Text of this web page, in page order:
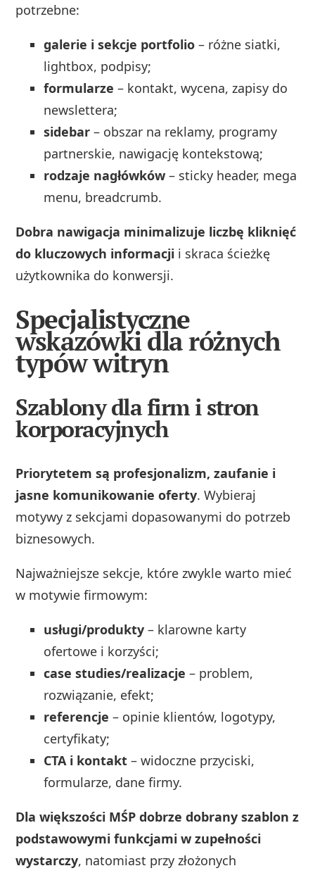
potrzebne:
galerie i sekcje portfolio – różne siatki,
lightbox, podpisy;
formularze – kontakt, wycena, zapisy do
newslettera;
sidebar – obszar na reklamy, programy
partnerskie, nawigację kontekstową;
rodzaje nagłówków – sticky header, mega
menu, breadcrumb.
Dobra nawigacja minimalizuje liczbę kliknięć
do kluczowych informacji i skraca ścieżkę
użytkownika do konwersji.
Specjalistyczne
wskazówki dla różnych
typów witryn
Szablony dla firm i stron
korporacyjnych
Priorytetem są profesjonalizm, zaufanie i
jasne komunikowanie oferty. Wybieraj
motywy z sekcjami dopasowanymi do potrzeb
biznesowych.
Najważniejsze sekcje, które zwykle warto mieć
w motywie firmowym:
usługi/produkty – klarowne karty
ofertowe i korzyści;
case studies/realizacje – problem,
rozwiązanie, efekt;
referencje – opinie klientów, logotypy,
certyfikaty;
CTA i kontakt – widoczne przyciski,
formularze, dane firmy.
Dla większości MŚP dobrze dobrany szablon z
podstawowymi funkcjami w zupełności
wystarczy, natomiast przy złożonych